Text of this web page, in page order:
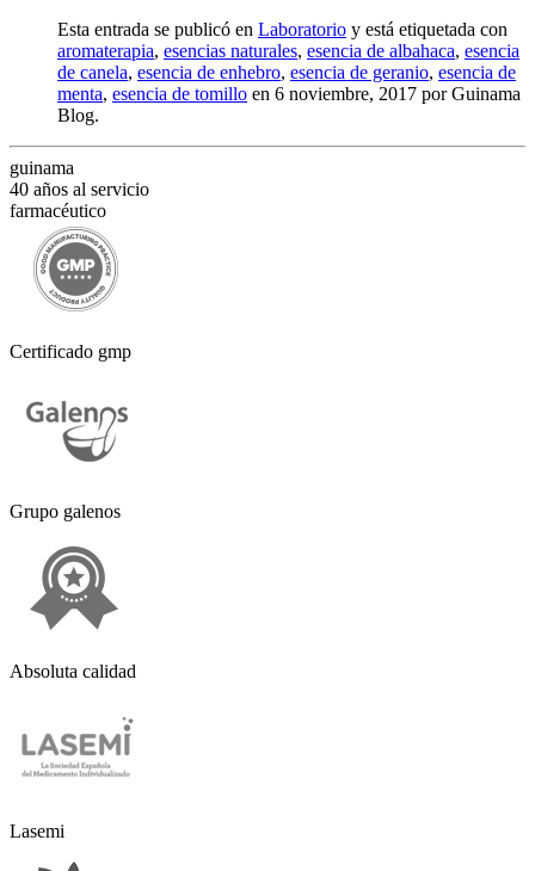
Esta entrada se publicó en Laboratorio y está etiquetada con
aromaterapia, esencias naturales, esencia de albahaca, esencia
de canela, esencia de enhebro, esencia de geranio, esencia de
menta, esencia de tomillo en 6 noviembre, 2017 por Guinama
Blog.
guinama
40 años al servicio
farmacéutico
Certificado gmp
Grupo galenos
Absoluta calidad
Lasemi